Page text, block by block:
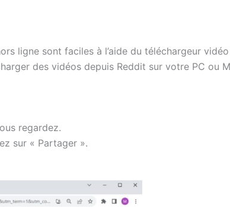
ligne sont faciles à l’aide du téléchargeur
des vidéos depuis Reddit sur votre PC ou
regardez.
sur « Partager ».